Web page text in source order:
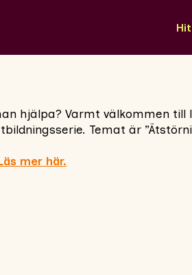
hjälpa? Varmt välkommen till
Temat är
mer här.